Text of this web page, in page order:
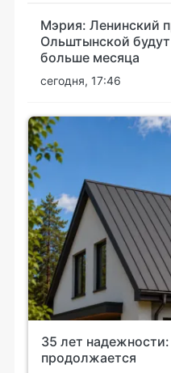
Мэрия: Ленинский
Ольштынской
больше месяца
сегодня, 17:46
35 лет
продолжается